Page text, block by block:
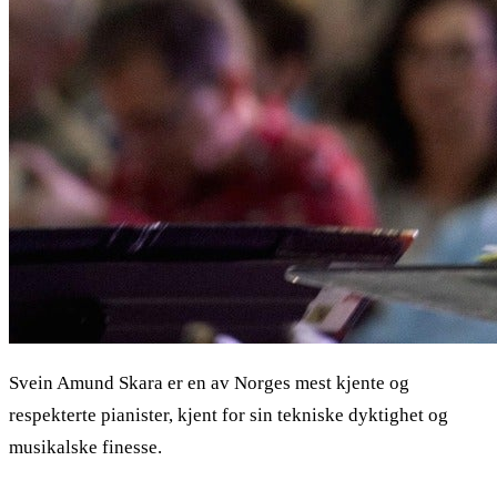
Svein Amund Skara er en av Norges mest kjente og
respekterte pianister, kjent for sin tekniske dyktighet og
musikalske finesse.